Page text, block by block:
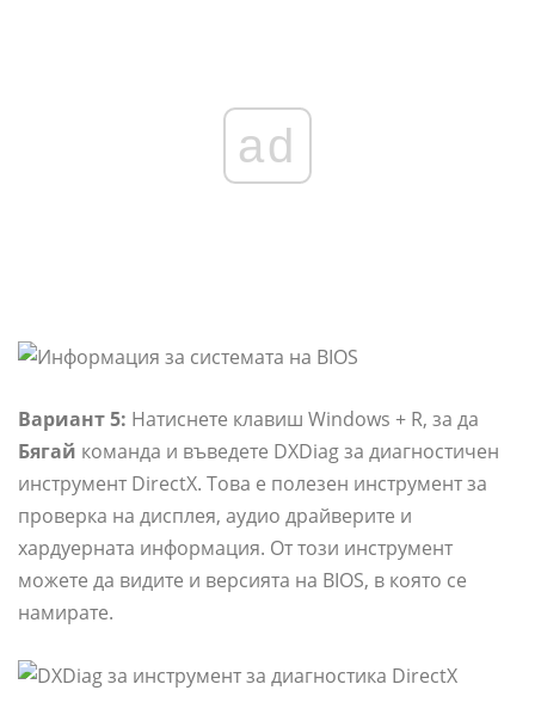
ad
Вариант 5: Натиснете клавиш Windows + R, за да
Бягай команда и въведете DXDiag за диагностичен
инструмент DirectX. Това е полезен инструмент за
проверка на дисплея, аудио драйверите и
хардуерната информация. От този инструмент
можете да видите и версията на BIOS, в която се
намирате.